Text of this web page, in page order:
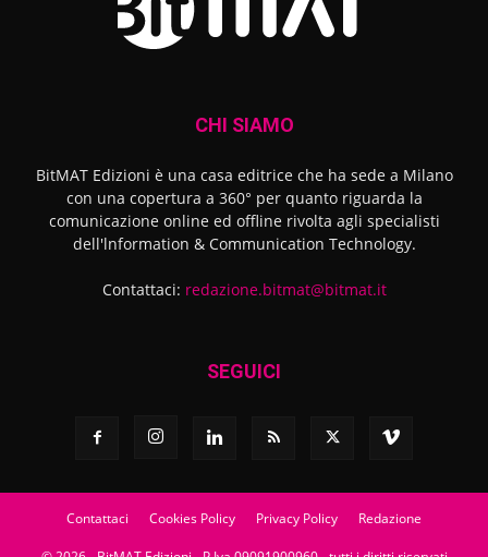
CHI SIAMO
BitMAT Edizioni è una casa editrice che ha sede a Milano
con una copertura a 360° per quanto riguarda la
comunicazione online ed offline rivolta agli specialisti
dell'lnformation & Communication Technology.
Contattaci: redazione.bitmat@bitmat.it
SEGUICI
Contattaci Cookies Policy Privacy Policy Redazione